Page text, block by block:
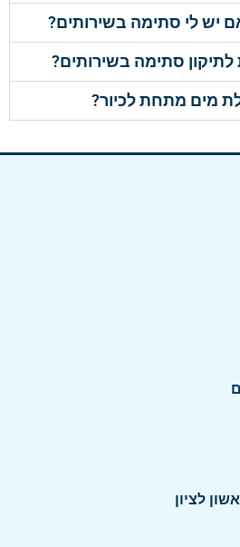
יש לי סתימה בשירותים?
סתימה בשירותים?
מים מתחת לכיור?
לציון